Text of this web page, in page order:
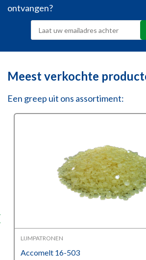
ontvangen?
Meest verkochte
Een greep uit ons assortiment:
LIJMPATRONEN
Accomelt 16-503